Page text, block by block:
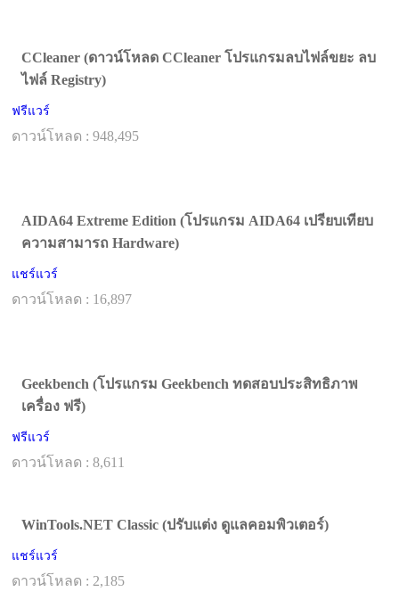
CCleaner (ดาวน์โหลด CCleaner โปรแกรมลบไฟล์ขยะ ลบ
ไฟล์ Registry)
ฟรีแวร์
ดาวน์โหลด : 948,495
AIDA64 Extreme Edition (โปรแกรม AIDA64 เปรียบเทียบ
ความสามารถ Hardware)
แชร์แวร์
ดาวน์โหลด : 16,897
Geekbench (โปรแกรม Geekbench ทดสอบประสิทธิภาพ
เครื่อง ฟรี)
ฟรีแวร์
ดาวน์โหลด : 8,611
WinTools.NET Classic (ปรับแต่ง ดูแลคอมพิวเตอร์)
แชร์แวร์
ดาวน์โหลด : 2,185